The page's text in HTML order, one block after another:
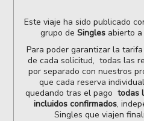
Este viaje ha sido publicado
grupo de Singles abierto a
Para poder garantizar la
de cada solicitud, todas las
por separado con nuestros
que cada reserva
quedando tras el pago todas
incluidos confirmados,
Singles que viajen